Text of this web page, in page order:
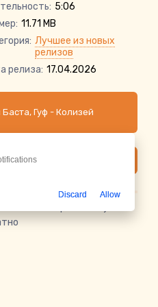
5:06
11.71 MB
Лучшее из новых
релизов
релиза: 17.04.2026
Гуф - Колизей
Discard Allow